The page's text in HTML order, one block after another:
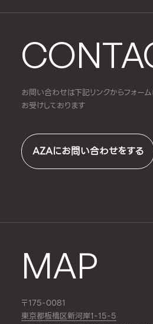
お問い合わせは下記リンクからフォーム
お受けしております
AZAにお問い合わせをする
MAP
〒175-0081
東京都板橋区新河岸1-15-5